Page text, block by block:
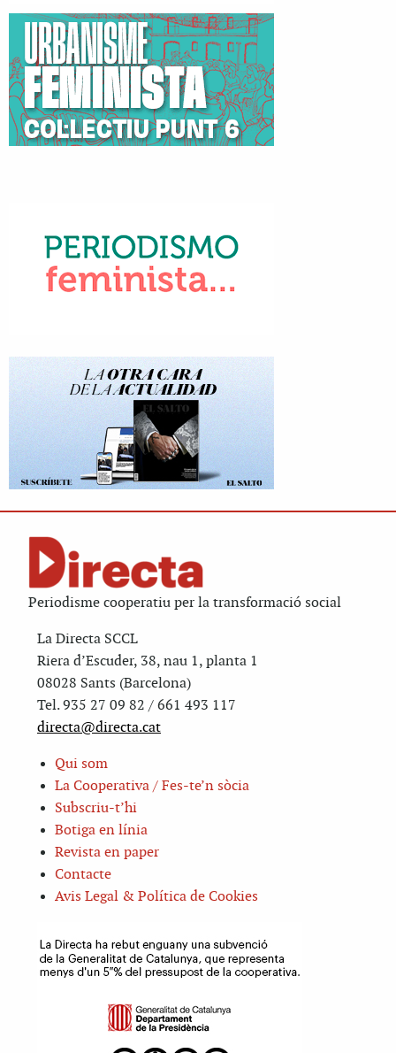
Periodisme cooperatiu per la transformació social
La Directa SCCL
Riera d’Escuder, 38, nau 1, planta 1
08028 Sants (Barcelona)
Tel. 935 27 09 82 / 661 493 117
directa@directa.cat
Qui som
La Cooperativa / Fes-te’n sòcia
Subscriu-t’hi
Botiga en línia
Revista en paper
Contacte
Avis Legal & Política de Cookies